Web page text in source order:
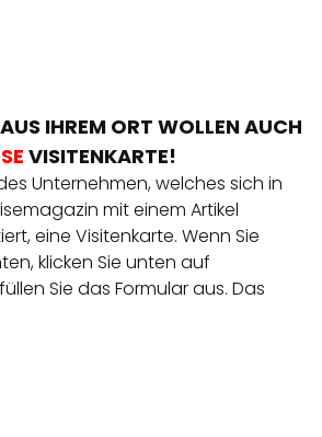
IHREM ORT WOLLEN AUCH
VISITENKARTE!
Unternehmen, welches sich in
mit einem Artikel
eine Visitenkarte. Wenn Sie
klicken Sie unten auf
Sie das Formular aus. Das